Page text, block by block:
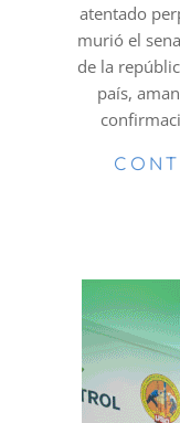
atentado
murió el
de la
país,